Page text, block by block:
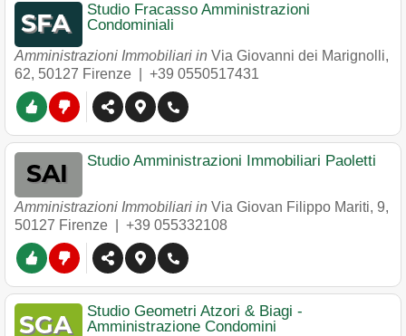
Studio Fracasso Amministrazioni
Condominiali
Amministrazioni Immobiliari in Via Giovanni dei Marignolli,
62, 50127 Firenze +39 0550517431
Studio Amministrazioni Immobiliari Paoletti
Amministrazioni Immobiliari in Via Giovan Filippo Mariti, 9,
50127 Firenze +39 055332108
Studio Geometri Atzori & Biagi -
Amministrazione Condomini